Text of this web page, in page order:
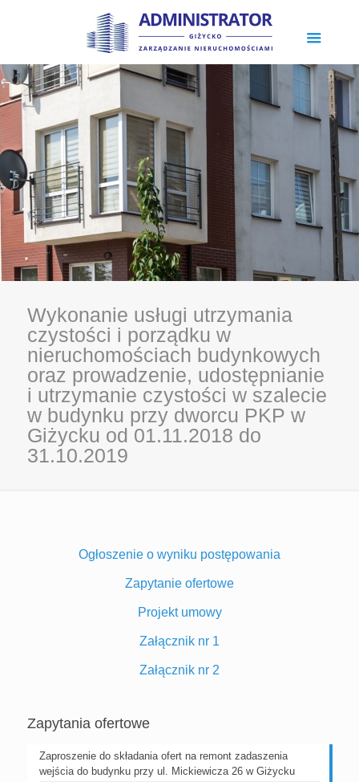
Wykonanie usługi utrzymania
czystości i porządku w
nieruchomościach budynkowych
oraz prowadzenie, udostępnianie
i utrzymanie czystości w szalecie
w budynku przy dworcu PKP w
Giżycku od 01.11.2018 do
31.10.2019
Ogłoszenie o wyniku postępowania
Zapytanie ofertowe
Projekt umowy
Załącznik nr 1
Załącznik nr 2
Zapytania ofertowe
Zaproszenie do składania ofert na remont zadaszenia
wejścia do budynku przy ul. Mickiewicza 26 w Giżycku